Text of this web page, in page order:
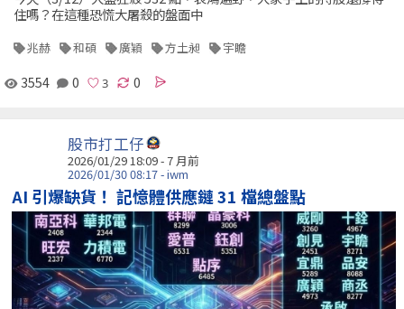
住嗎？在這種恐慌大屠殺的盤面中
兆赫 和碩 廣穎 方土昶 宇瞻
3554 0 0
股市打工仔
2026/01/29 18:09 - 7 月前
2026/01/30 08:17 - iwm
AI 引爆缺貨！ 記憶體供應鏈 31 檔總盤點